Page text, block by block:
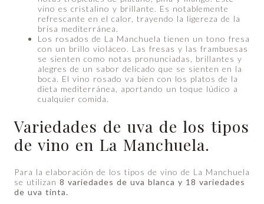
vino es cristalino y brillante. Es notablemente
refrescante en el calor, trayendo la ligereza de la
brisa mediterránea.
Los rosados ​​de La Manchuela tienen un tono fresa
con un brillo violáceo. Las fresas y las frambuesas
se sienten como notas pronunciadas, brillantes y
alegres de un sabor delicado que se sienten en la
boca. El vino rosado va bien con los platos de la
dieta mediterránea, aportando un toque lúdico a
cualquier comida.
Variedades de uva de los tipos
de vino en La Manchuela.
Para la elaboración de los tipos de vino de La Manchuela
se utilizan 8 variedades de uva blanca y 18 variedades
de uva tinta.